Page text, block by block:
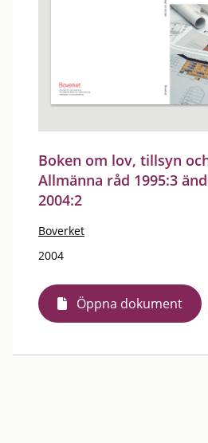
Boken om lov, tillsyn
Allmänna råd 1995:3
2004:2
Boverket
2004
Öppna dokument